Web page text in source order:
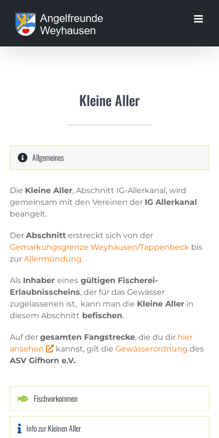
Inhalt
springen
Kleine Aller
Allgemeines
Die Kleine Aller, Abschnitt IG-Allerkanal, wird
gemeinsam mit den Vereinen der IG Allerkanal
beangelt.
Der Abschnitterstreckt sich von der
Gemarkungsgrenze Weyhausen/Tappenbeckbis
zur Allermündung.
Als Inhaber einesgültigen Fischerei-
Erlaubnisscheins, der für das Gewässer
zugelassenen ist, kann man die Kleine Allerin
diesem Abschnitt befischen.
Auf der gesamten Fangstrecke, die du dir hier
ansehen
kannst, gilt die Gewässerordnung des
ASV Gifhorn e.V..
Fischvorkommen
Info zur Kleinen Aller